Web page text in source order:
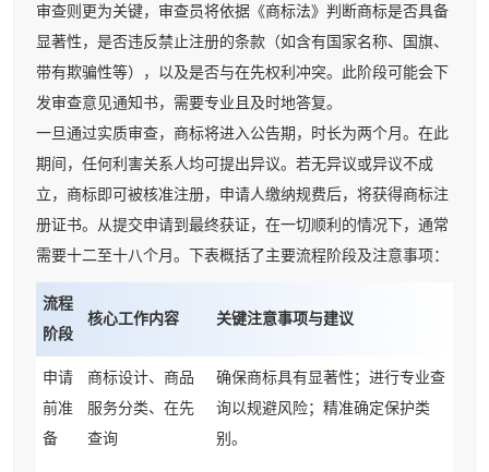
审查则更为关键，审查员将依据《商标法》判断商标是否具备
显著性，是否违反禁止注册的条款（如含有国家名称、国旗、
带有欺骗性等），以及是否与在先权利冲突。此阶段可能会下
发审查意见通知书，需要专业且及时地答复。
一旦通过实质审查，商标将进入公告期，时长为两个月。在此
期间，任何利害关系人均可提出异议。若无异议或异议不成
立，商标即可被核准注册，申请人缴纳规费后，将获得商标注
册证书。从提交申请到最终获证，在一切顺利的情况下，通常
需要十二至十八个月。下表概括了主要流程阶段及注意事项：
流程
阶段
核心工作内容 关键注意事项与建议
申请
前准
备
商标设计、商品
服务分类、在先
查询
确保商标具有显著性；进行专业查
询以规避风险；精准确定保护类
别。